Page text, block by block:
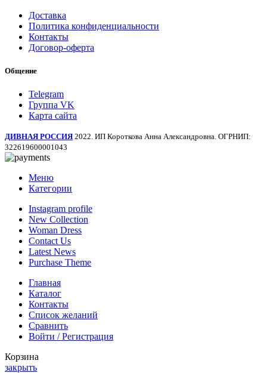
Доставка
Политика конфиденциальности
Контакты
Договор-оферта
Общение
Telegram
Группа VK
Карта сайта
ДИВНАЯ РОССИЯ 2022. ИП Короткова Анна Александровна. ОГРНИП:
322619600001043
Меню
Категории
Instagram profile
New Collection
Woman Dress
Contact Us
Latest News
Purchase Theme
Главная
Каталог
Контакты
Список желаний
Сравнить
Войти / Регистрация
Корзина
закрыть